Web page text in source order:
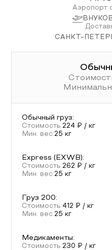
Аэропорт
САНКТ-
Обычный груз:
Стоимость:224 ₽ / кг
Мин. вес:25 кг
Express (EXWB):
Стоимость:262 ₽ / кг
Мин. вес:25 кг
Груз 200:
Стоимость:412 ₽ / кг
Мин. вес:25 кг
Медикаменты:
Стоимость:230 ₽ / кг